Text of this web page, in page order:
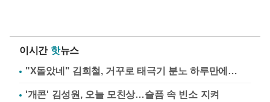
이시간 핫뉴스
"X돌았네" 김희철, 거꾸로 태극기 분노 하루만에…
'개콘' 김성원, 오늘 모친상…슬픔 속 빈소 지켜